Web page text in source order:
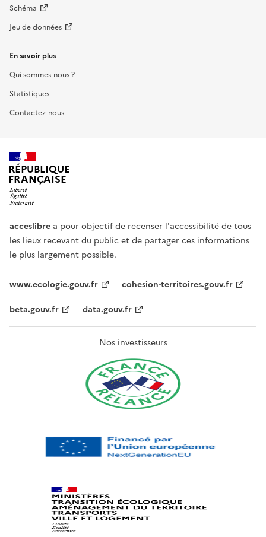
Schéma
Jeu de données
En savoir plus
Qui sommes-nous ?
Statistiques
Contactez-nous
RÉPUBLIQUE
FRANÇAISE
acceslibre a pour objectif de recenser l'accessibilité de tous
les lieux recevant du public et de partager ces informations
le plus largement possible.
www.ecologie.gouv.fr
cohesion-territoires.gouv.fr
beta.gouv.fr
data.gouv.fr
Nos investisseurs